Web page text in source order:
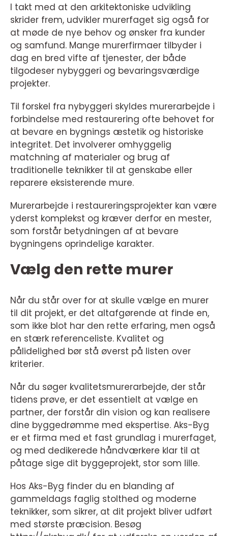
I takt med at den arkitektoniske udvikling
skrider frem, udvikler murerfaget sig også for
at møde de nye behov og ønsker fra kunder
og samfund. Mange murerfirmaer tilbyder i
dag en bred vifte af tjenester, der både
tilgodeser nybyggeri og bevaringsværdige
projekter.
Til forskel fra nybyggeri skyldes murerarbejde i
forbindelse med restaurering ofte behovet for
at bevare en bygnings æstetik og historiske
integritet. Det involverer omhyggelig
matchning af materialer og brug af
traditionelle teknikker til at genskabe eller
reparere eksisterende mure.
Murerarbejde i restaureringsprojekter kan være
yderst komplekst og kræver derfor en mester,
som forstår betydningen af at bevare
bygningens oprindelige karakter.
Vælg den rette murer
Når du står over for at skulle vælge en murer
til dit projekt, er det altafgørende at finde en,
som ikke blot har den rette erfaring, men også
en stærk referenceliste. Kvalitet og
pålidelighed bør stå øverst på listen over
kriterier.
Når du søger kvalitetsmurerarbejde, der står
tidens prøve, er det essentielt at vælge en
partner, der forstår din vision og kan realisere
dine byggedrømme med ekspertise. Aks-Byg
er et firma med et fast grundlag i murerfaget,
og med dedikerede håndværkere klar til at
påtage sige dit byggeprojekt, stor som lille.
Hos Aks-Byg finder du en blanding af
gammeldags faglig stolthed og moderne
teknikker, som sikrer, at dit projekt bliver udført
med største præcision. Besøg